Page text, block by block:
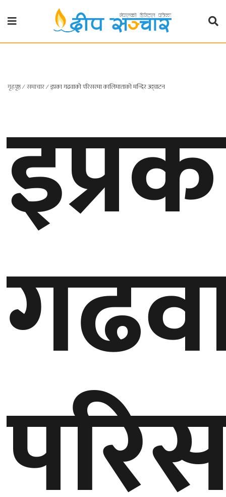
गृहपृष्ठ
प्रदेश
१
प्रदेश
बाग्मती
प्रदेश
५
कर्णाली
प्रदेश
मनाेरञ्जन
खेलकुद
गृहपृष्ठ∕समाचार∕इप्रका गढवाको परिसरमा कालिमाताको मन्दिर उद्घाटन